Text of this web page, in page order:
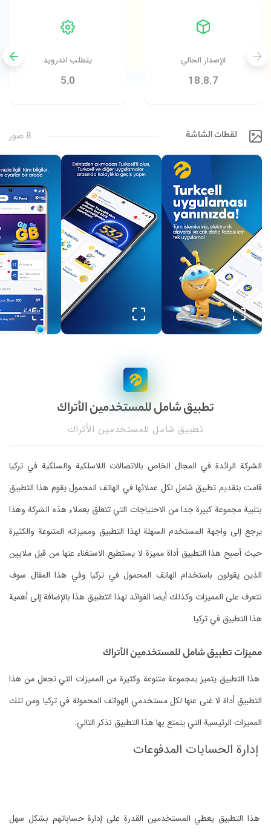
الإصدار الحالي
18.8.7
يتطلب اندرويد
5.0
لقطات الشاشة 8 صور
تطبيق شامل للمستخدمين الأتراك
تطبيق شامل للمستخدمين الأتراك
الشركة الرائدة في المجال الخاص بالاتصالات اللاسلكية والسلكية في تركيا
قامت بتقديم تطبيق شامل لكل عملائها في الهاتف المحمول يقوم هذا التطبيق
بتلبية مجموعة كبيرة جدا من الاحتياجات التي تتعلق بعملاء هذه الشركة وهذا
يرجع إلى واجهة المستخدم السهلة لهذا التطبيق ومميزاته المتنوعة والكثيرة
حيث أصبح هذا التطبيق أداة مميزة لا يستطيع الاستغناء عنها من قبل ملايين
الذين يقولون باستخدام الهاتف المحمول في تركيا وفي هذا المقال سوف
نتعرف على المميزات وكذلك أيضا الفوائد لهذا التطبيق هذا بالإضافة إلى أهمية
هذا التطبيق في تركيا.
مميزات تطبيق شامل للمستخدمين الأتراك
هذا التطبيق يتميز بمجموعة متنوعة وكثيرة من المميزات التي تجعل من هذا
التطبيق أداة لا غنى عنها لكل مستخدمي الهواتف المحمولة في تركيا ومن تلك
المميزات الرئيسية التي يتمتع بها هذا التطبيق نذكر التالي:
إدارة الحسابات المدفوعات
هذا التطبيق يعطي المستخدمين القدرة على إدارة حساباتهم بشكل سهل